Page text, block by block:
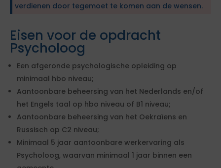
verdienen door tegemoet te komen aan de wensen.
Eisen voor de opdracht
Psycholoog
Een afgeronde psychologische opleiding op
minimaal hbo niveau;
Aantoonbare beheersing van het Nederlands en/of
het Engels taal op hbo niveau of B1 niveau;
Aantoonbare beheersing van het Oekraïens en
Russisch op C2 niveau;
Minimaal 5 jaar aantoonbare werkervaring als
Psycholoog, waarvan minimaal 1 jaar binnen een